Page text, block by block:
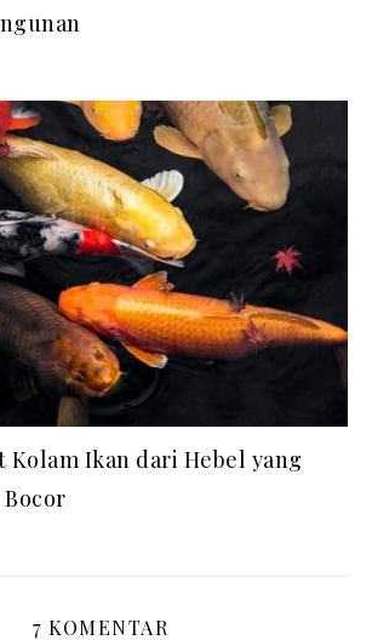
Kolam Ikan dari Hebel yang
7 KOMENTAR